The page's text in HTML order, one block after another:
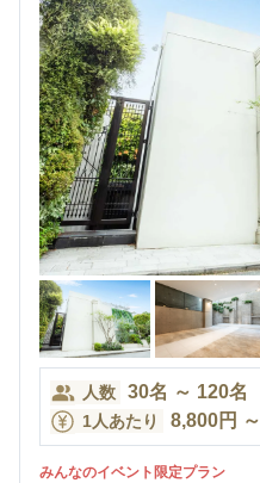
人数 30名 ～ 120名
1人あたり 8,800円 ～
みんなのイベント限定プラン